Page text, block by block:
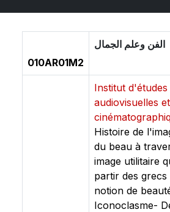
010AR01M2
الفن وعلم الجمال
Institut d'études
audiovisuelles et
Histoire de
du beau à
image utilitaire
partir des
notion de
Iconoclasme-